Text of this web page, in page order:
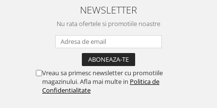
NEWSLETTER
Nu rata ofertele si promotiile noastre
Vreau sa primesc newsletter cu promotiile
magazinului. Afla mai multe in Politica de
Confidentialitate